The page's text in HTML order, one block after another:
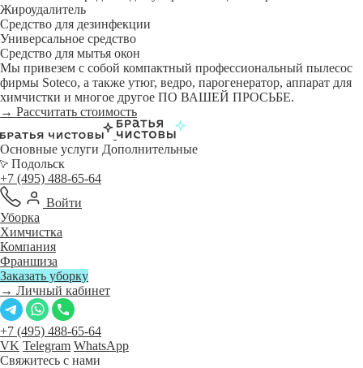
Жироудалитель
Средство для дезинфекции
Универсальное средство
Средство для мытья окон
Мы привезем с собой компактный профессиональный пылесос
фирмы Soteco, а также утюг, ведро, парогенератор, аппарат для
химчистки и многое другое ПО ВАШЕЙ ПРОСЬБЕ.
→ Рассчитать стоимость
Основные услуги Дополнительные
Подольск
+7 (495) 488-65-64
Войти
Уборка
Химчистка
Компания
Франшиза
Заказать уборку
→ Личный кабинет
+7 (495) 488-65-64
VK Telegram WhatsApp
Свяжитесь с нами